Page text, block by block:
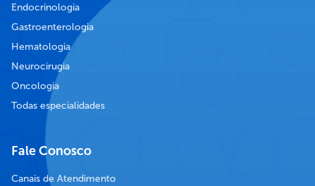
Endocrinologia
Gastroenterologia
Hematologia
Neurocirugia
Oncologia
Todas especialidades
Fale Conosco
Canais de Atendimento